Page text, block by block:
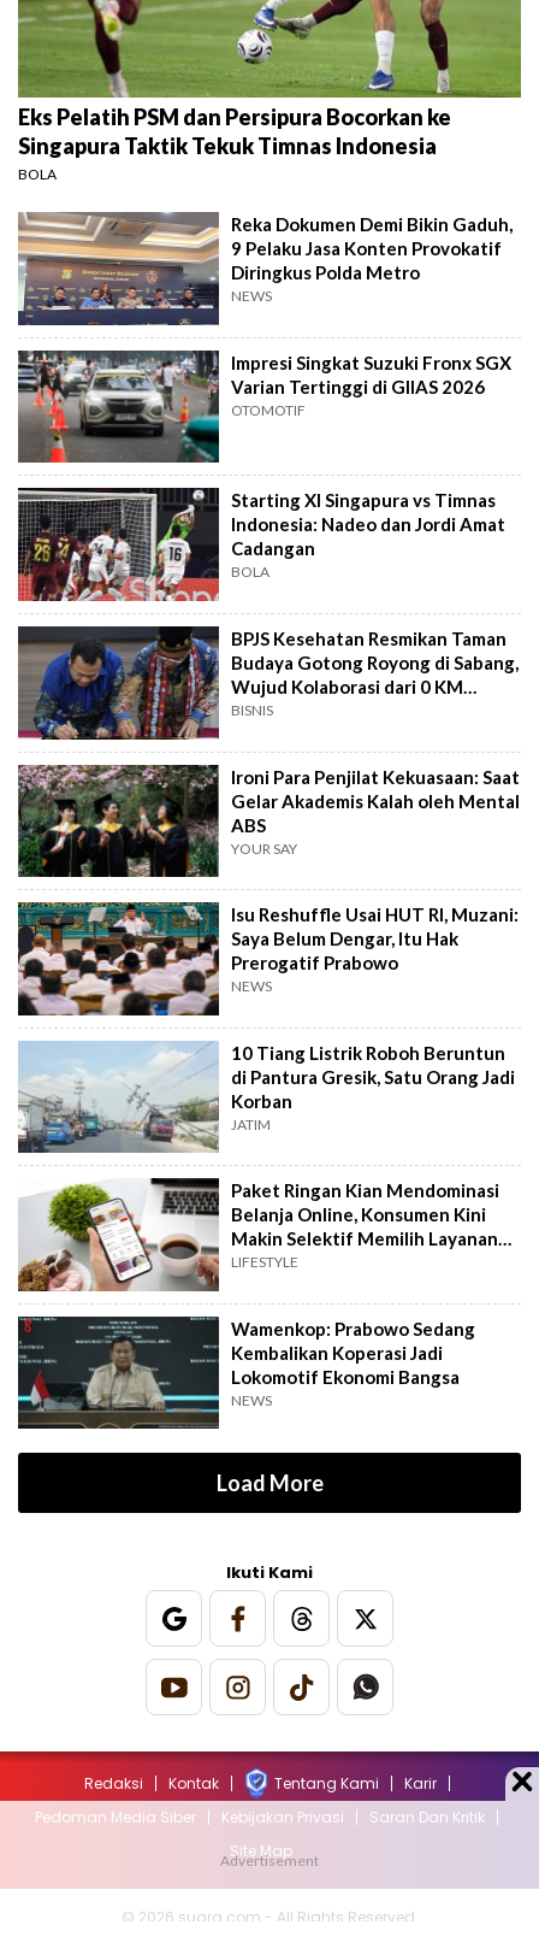
Eks Pelatih PSM dan Persipura Bocorkan ke
Singapura Taktik Tekuk Timnas Indonesia
BOLA
Reka Dokumen Demi Bikin Gaduh,
9 Pelaku Jasa Konten Provokatif
Diringkus Polda Metro
NEWS
Impresi Singkat Suzuki Fronx SGX
Varian Tertinggi di GIIAS 2026
OTOMOTIF
Starting XI Singapura vs Timnas
Indonesia: Nadeo dan Jordi Amat
Cadangan
BOLA
BPJS Kesehatan Resmikan Taman
Budaya Gotong Royong di Sabang,
Wujud Kolaborasi dari 0 KM
Indonesia
BISNIS
Ironi Para Penjilat Kekuasaan: Saat
Gelar Akademis Kalah oleh Mental
ABS
YOUR SAY
Isu Reshuffle Usai HUT RI, Muzani:
Saya Belum Dengar, Itu Hak
Prerogatif Prabowo
NEWS
10 Tiang Listrik Roboh Beruntun
di Pantura Gresik, Satu Orang Jadi
Korban
JATIM
Paket Ringan Kian Mendominasi
Belanja Online, Konsumen Kini
Makin Selektif Memilih Layanan
Kirim
LIFESTYLE
Wamenkop: Prabowo Sedang
Kembalikan Koperasi Jadi
Lokomotif Ekonomi Bangsa
NEWS
Load More
Ikuti Kami
Redaksi Kontak Tentang Kami
Karir
Pedoman Media Siber
Kebijakan Privasi
Saran Dan Kritik
Site Map
© 2026 suara.com - All Rights Reserved.